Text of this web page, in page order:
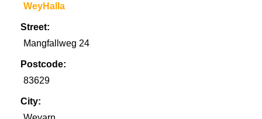
WeyHalla
Street:
Mangfallweg 24
Postcode:
83629
City: